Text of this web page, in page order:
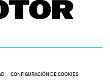
CONFIGURACIÓN DE COOKIES